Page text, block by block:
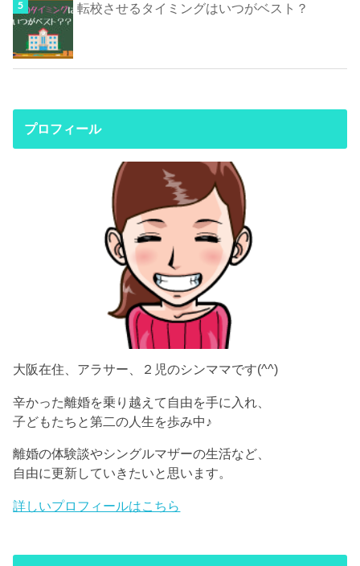
転校させるタイミングはいつがベスト？
プロフィール
大阪在住、アラサー、２児のシンママです(^^)
辛かった離婚を乗り越えて自由を手に入れ、
子どもたちと第二の人生を歩み中♪
離婚の体験談やシングルマザーの生活など、
自由に更新していきたいと思います。
詳しいプロフィールはこちら